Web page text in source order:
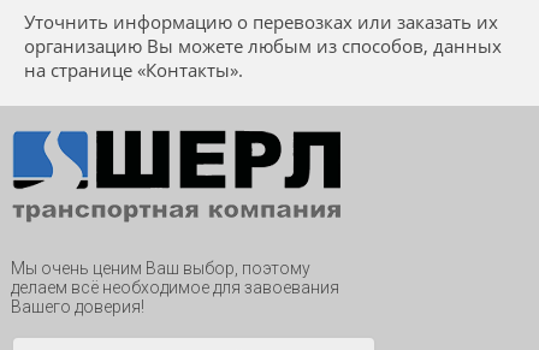
Уточнить информацию о перевозках или заказать их
организацию Вы можете любым из способов, данных
на странице «Контакты».
Мы очень ценим Ваш выбор, поэтому
делаем всё необходимое для завоевания
Вашего доверия!